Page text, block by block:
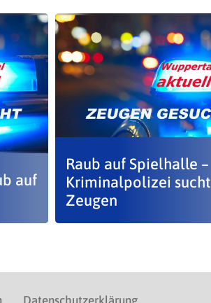
auf
Raub auf Spielhalle –
Kriminalpolizei sucht
Zeugen
Datenschutzerklärung